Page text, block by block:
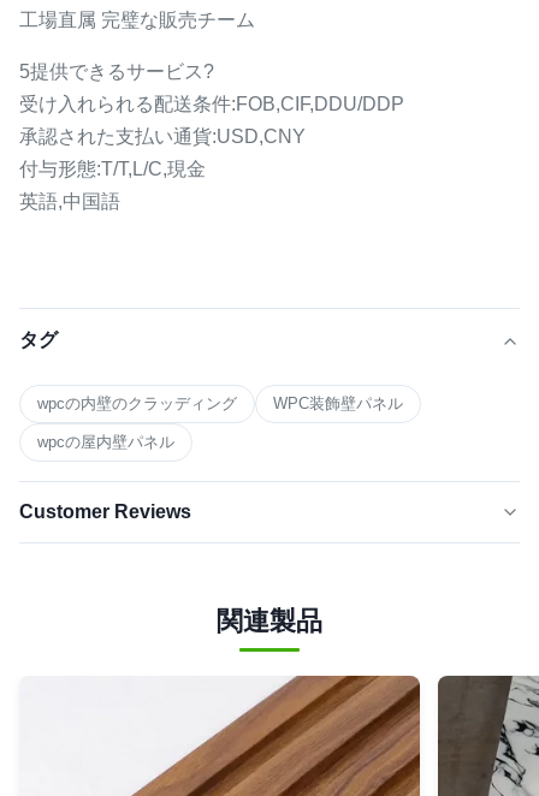
工場直属 完璧な販売チーム
5提供できるサービス?
受け入れられる配送条件:FOB,CIF,DDU/DDP
承認された支払い通貨:USD,CNY
付与形態:T/T,L/C,現金
英語,中国語
タグ
wpcの内壁のクラッディング WPC装飾壁パネル
wpcの屋内壁パネル
Customer Reviews
100%
0
0
0
0
関連製品